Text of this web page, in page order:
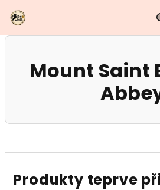
na
obsah
Mount Saint
Produkty teprve